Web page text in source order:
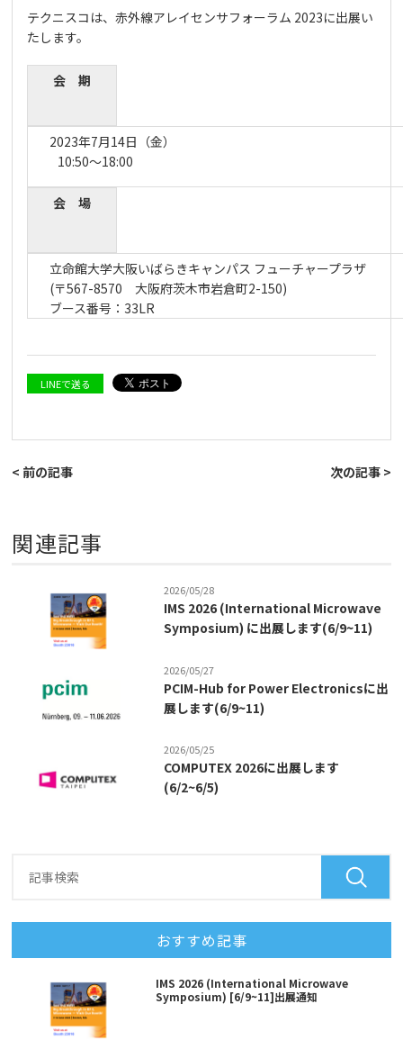
テクニスコは、赤外線アレイセンサフォーラム 2023に出展い
たします。
会 期
2023年7月14日（金）
10:50〜18:00
会 場
立命館大学大阪いばらきキャンパス フューチャープラザ
(〒567-8570 大阪府茨木市岩倉町2-150)
ブース番号：33LR
LINEで送る
< 前の記事 次の記事 >
関連記事
2026/05/28
IMS 2026 (International Microwave
Symposium) に出展します(6/9~11)
2026/05/27
PCIM-Hub for Power Electronicsに出
展します(6/9~11)
2026/05/25
COMPUTEX 2026に出展します
(6/2~6/5)
おすすめ記事
IMS 2026 (International Microwave
Symposium) [6/9~11]出展通知